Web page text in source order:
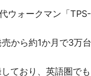
ウォークマン「TPS-
から約1か月で3万台
ており、英語圏でも